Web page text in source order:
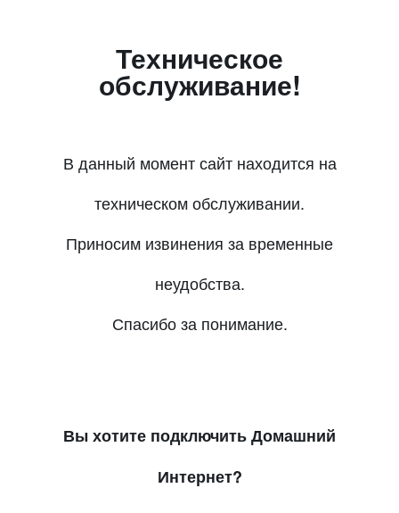
Техническое
обслуживание!
В данный момент сайт находится на
техническом обслуживании.
Приносим извинения за временные
неудобства.
Спасибо за понимание.
Вы хотите подключить Домашний
Интернет?